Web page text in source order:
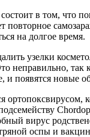
в том, что
повторное
на долгое время.
узелки
неправильно, так
и появятся новые
ортопоксвирусом,
вирус
оспы и